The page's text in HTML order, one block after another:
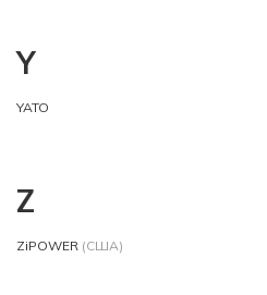
Y
YATO
Z
ZiPOWER (США)